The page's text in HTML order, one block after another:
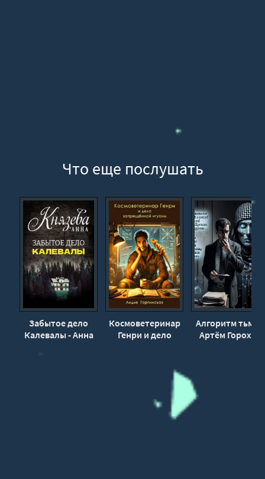
Что еще послушать
Забытое дело
Калевалы - Анна
Космоветеринар
Генри и дело
Алгоритм тьмы -
Артём Горохов